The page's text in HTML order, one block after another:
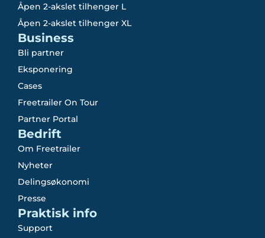
Åpen 2-akslet tilhenger L
Åpen 2-akslet tilhenger XL
Business
Bli partner
Eksponering
Cases
Freetrailer On Tour
Partner Portal
Bedrift
Om Freetrailer
Nyheter
Delingsøkonomi
Presse
Praktisk info
Support